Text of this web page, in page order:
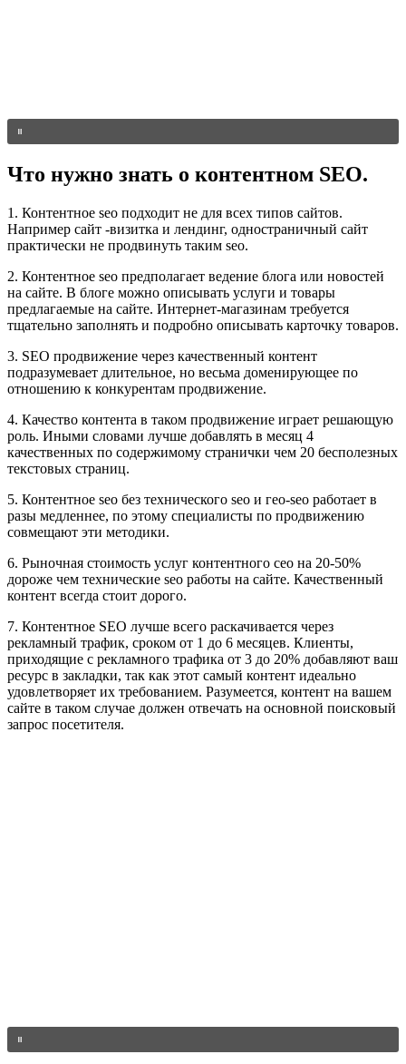
Что нужно знать о контентном SEO.
1. Контентное seo подходит не для всех типов сайтов.
Например сайт -визитка и лендинг, одностраничный сайт
практически не продвинуть таким seo.
2. Контентное seo предполагает ведение блога или новостей
на сайте. В блоге можно описывать услуги и товары
предлагаемые на сайте. Интернет-магазинам требуется
тщательно заполнять и подробно описывать карточку товаров.
3. SEO продвижение через качественный контент
подразумевает длительное, но весьма доменирующее по
отношению к конкурентам продвижение.
4. Качество контента в таком продвижение играет решающую
роль. Иными словами лучше добавлять в месяц 4
качественных по содержимому странички чем 20 бесполезных
текстовых страниц.
5. Контентное seo без технического seo и гео-seo работает в
разы медленнее, по этому специалисты по продвижению
совмещают эти методики.
6. Рыночная стоимость услуг контентного сео на 20-50%
дороже чем технические seo работы на сайте. Качественный
контент всегда стоит дорого.
7. Контентное SEO лучше всего раскачивается через
рекламный трафик, сроком от 1 до 6 месяцев. Клиенты,
приходящие с рекламного трафика от 3 до 20% добавляют ваш
ресурс в закладки, так как этот самый контент идеально
удовлетворяет их требованием. Разумеется, контент на вашем
сайте в таком случае должен отвечать на основной поисковый
запрос посетителя.